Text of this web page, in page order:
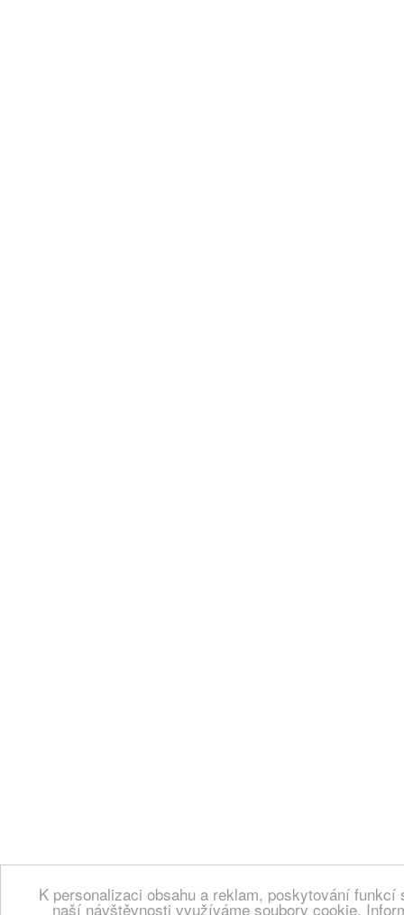
K personalizaci obsahu a reklam, poskytování
naší návštěvnosti využíváme soubory cookie.